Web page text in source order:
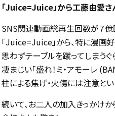
「Juice=Juice」から工藤由愛さ
SNS関連動画総再生回数が７億
「Juice=Juice」から、特に漫画
思わずテーブルを蹴ってしまう
凄まじい「盛れ！ミ・アモーレ
柱による焦げ・火傷には注意とい
続いて、お二人の加入きっかけ